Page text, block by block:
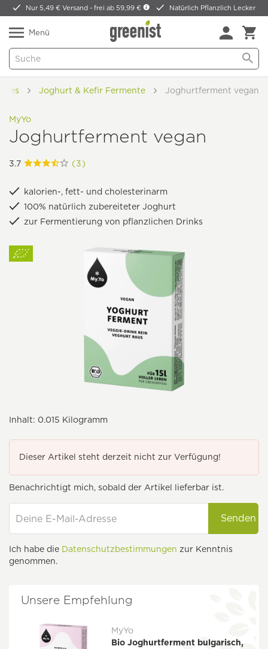
Nur 5,49 € Versand -frei ab 59,99 € Natürlich Pflanzlich Lecker
Menü
Joghurt & Kefir Fermente Joghurtferment vegan
MyYo
Joghurtferment vegan
3.7 (3)
kalorien-, fett- und cholesterinarm
100% natürlich zubereiteter Joghurt
zur Fermentierung von pflanzlichen Drinks
Inhalt: 0.015 Kilogramm
Dieser Artikel steht derzeit nicht zur Verfügung!
Benachrichtigt mich, sobald der Artikel lieferbar ist.
Senden
Ich habe die Datenschutzbestimmungen zur Kenntnis
genommen.
Unsere Empfehlung
MyYo
Bio Joghurtferment bulgarisch,